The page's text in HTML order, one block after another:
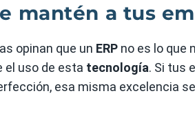
mantén a tus
opinan que un ERP no es lo que
el uso de esta tecnología. Si tus
esa misma excelencia